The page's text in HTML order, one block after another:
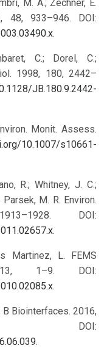
M. A.; Zechner, E.
48, 933–946. DOI:
.
C.; Dorel, C.;
1998, 180, 2442–
JB.180.9.2442-
Monit. Assess.
10.1007/s10661-
R.; Whitney, J. C.;
Parsek, M. R. Environ.
DOI:
.
Martinez, L. FEMS
1–9. DOI:
.
B Biointerfaces. 2016,
DOI:
.